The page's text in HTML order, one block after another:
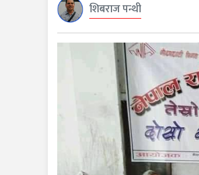
शिबराज पन्थी